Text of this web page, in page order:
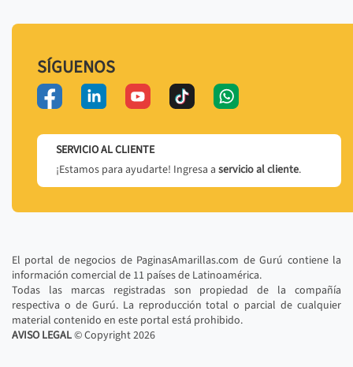
SÍGUENOS
SERVICIO AL CLIENTE
¡Estamos para ayudarte! Ingresa a servicio al cliente.
El portal de negocios de PaginasAmarillas.com de Gurú contiene la
información comercial de 11 países de Latinoamérica.
Todas las marcas registradas son propiedad de la compañía
respectiva o de Gurú. La reproducción total o parcial de cualquier
material contenido en este portal está prohibido.
AVISO LEGAL© Copyright2026